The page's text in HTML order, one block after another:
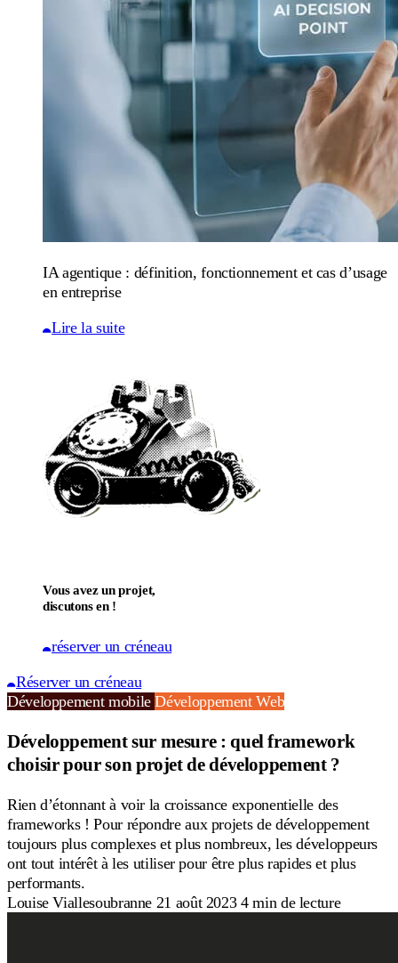
IA agentique : définition, fonctionnement et cas d’usage
en entreprise
Lire la suite
Vous avez un projet,
discutons en !
réserver un créneau
Réserver un créneau
Développement mobileDéveloppement Web
Développement sur mesure : quel framework
choisir pour son projet de développement ?
Rien d’étonnant à voir la croissance exponentielle des
frameworks ! Pour répondre aux projets de développement
toujours plus complexes et plus nombreux, les développeurs
ont tout intérêt à les utiliser pour être plus rapides et plus
performants.
Louise Viallesoubranne 21 août 20234 min de lecture